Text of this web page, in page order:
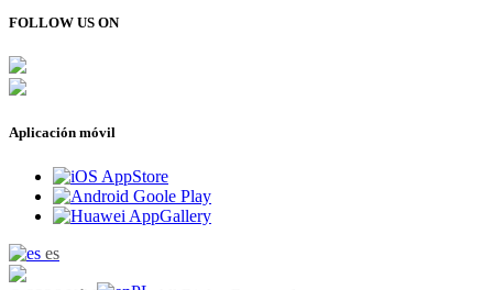
FOLLOW US ON
Aplicación móvil
es